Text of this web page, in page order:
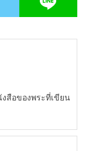
สือของพระที่เขียน